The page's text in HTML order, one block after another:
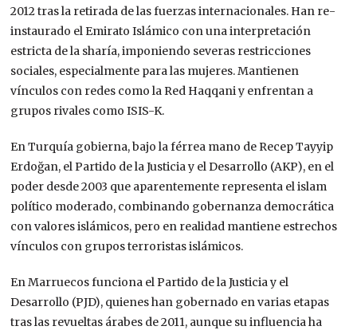
2012 tras la retirada de las fuerzas internacionales. Han re-
instaurado el Emirato Islámico con una interpretación
estricta de la sharía, imponiendo severas restricciones
sociales, especialmente para las mujeres. Mantienen
vínculos con redes como la Red Haqqani y enfrentan a
grupos rivales como ISIS-K.
En Turquía gobierna, bajo la férrea mano de Recep Tayyip
Erdoğan, el Partido de la Justicia y el Desarrollo (AKP), en el
poder desde 2003 que aparentemente representa el islam
político moderado, combinando gobernanza democrática
con valores islámicos, pero en realidad mantiene estrechos
vínculos con grupos terroristas islámicos.
En Marruecos funciona el Partido de la Justicia y el
Desarrollo (PJD), quienes han gobernado en varias etapas
tras las revueltas árabes de 2011, aunque su influencia ha